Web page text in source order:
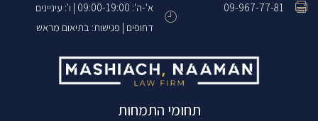
09-967-77-81
א'-ה': 09:00-19:00 | ו': עיניינים
דחופים | פגישות: בתיאום מראש
תחומי התמחות